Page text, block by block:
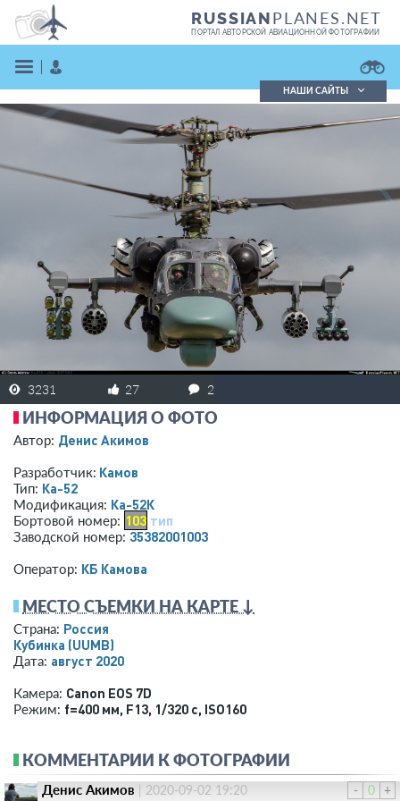
RUSSIANPLANES.NET
ПОРТАЛ АВТОРСКОЙ АВИАЦИОННОЙ ФОТОГРАФИИ
ВОЙТИ
ЗАРЕГИСТРИРОВАТЬСЯ
Поиск фотографий
Поиск в реестре
НАШИ САЙТЫ
3231 27 2
ИНФОРМАЦИЯ О ФОТО
Автор: Денис Акимов
Разработчик: Камов
Тип: Ка-52
Модификация: Ка-52К
Бортовой номер: 103 тип
Заводской номер: 35382001003
Оператор: КБ Камова
МЕСТО СЪЕМКИ НА КАРТЕ ↓
Страна: Россия
Кубинка (UUMB)
Дата: август 2020
Камера: Canon EOS 7D
Режим: f=400 мм, F13, 1/320 с, ISO160
КОММЕНТАРИИ К ФОТОГРАФИИ
- 0 +
Денис Акимов
2020-09-02 19:20